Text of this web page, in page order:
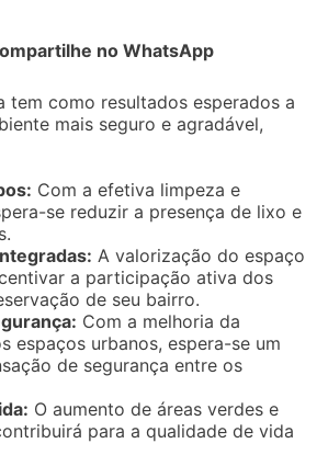
no WhatsApp
tem como resultados esperados a
mais seguro e agradável,
Com a efetiva limpeza e
se reduzir a presença de lixo e
A valorização do espaço
a participação ativa dos
de seu bairro.
Com a melhoria da
espaços urbanos, espera-se um
de segurança entre os
O aumento de áreas verdes e
para a qualidade de vida